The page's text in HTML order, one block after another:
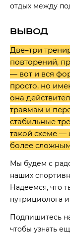
отдых между
ВЫВОД
Две–три
повторений,
— вот и вся
просто, но
она
травмам и
стабильные
такой схеме —
более
Мы будем с
наших
Надеемся, что
нутрициолога
Подпишитесь
чтобы узнать